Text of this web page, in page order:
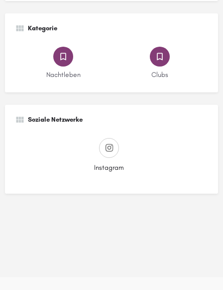
Kategorie
Nachtleben Clubs
Soziale Netzwerke
Instagram